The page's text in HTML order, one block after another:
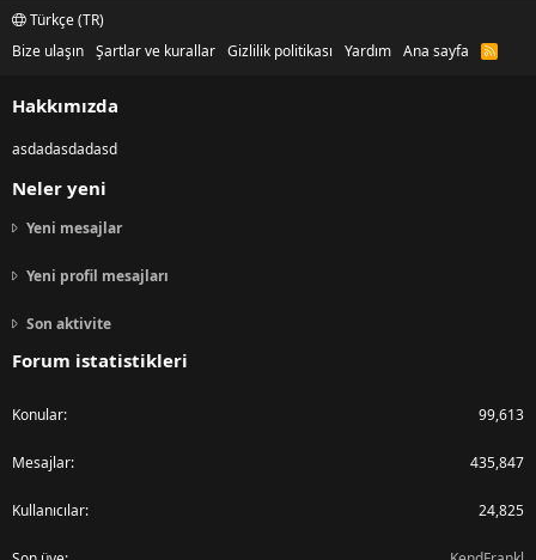
Türkçe (TR)
Bize ulaşın Şartlar ve kurallar Gizlilik politikası Yardım Ana sayfa
R
Hakkımızda
asdadasdadasd
Neler yeni
Yeni mesajlar
Yeni profil mesajları
Son aktivite
Forum istatistikleri
Konular 99,613
Mesajlar 435,847
Kullanıcılar 24,825